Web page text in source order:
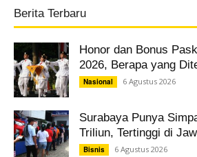
Berita Terbaru
Honor dan Bonus
2026, Berapa yang
Nasional 6 Agustus 2026
Surabaya Punya
Triliun, Tertinggi di
Bisnis 6 Agustus 2026